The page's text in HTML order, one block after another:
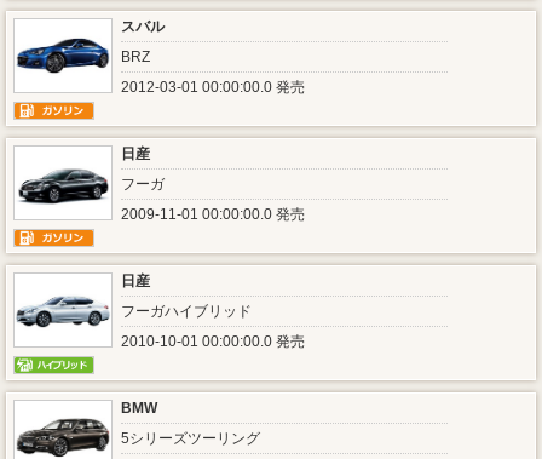
スバル
BRZ
2012-03-01 00:00:00.0 発売
日産
フーガ
2009-11-01 00:00:00.0 発売
日産
フーガハイブリッド
2010-10-01 00:00:00.0 発売
BMW
5シリーズツーリング